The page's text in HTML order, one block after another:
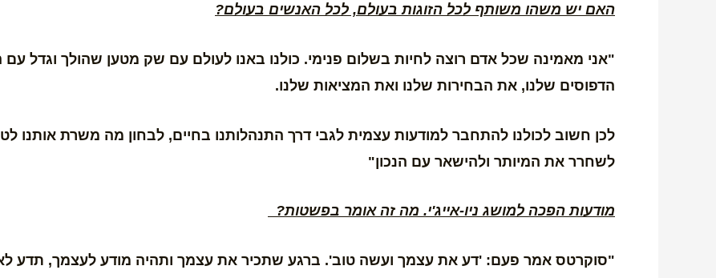
האם יש משהו משותף לכל הזוגות בעולם, לכל האנשים בעולם?
"אני מאמינה שכל אדם רוצה לחיות בשלום פנימי. כולנו באנו לעולם עם שק מטען שהולך וגדל
הדפוסים שלנו, את הבחירות שלנו ואת המציאות שלנו.
לכן חשוב לכולנו להתחבר למודעות עצמית לגבי דרך התנהלותנו בחיים, לבחון מה משרת אותנו
לשחרר את המיותר ולהישאר עם הנכון"
מודעות הפכה למושג ניו-אייג'י. מה זה אומר בפשטות?
"סוקרטס אמר פעם: 'דע את עצמך ועשה טוב'. ברגע שתכיר את עצמך ותהיה מודע לעצמך, תדע